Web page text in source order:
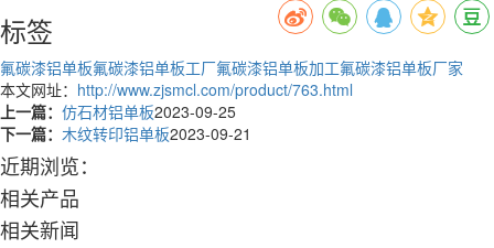
标签
氟碳漆铝单板氟碳漆铝单板工厂氟碳漆铝单板加工氟碳漆铝单板厂家
本文网址： http://www.zjsmcl.com/product/763.html
上一篇： 仿石材铝单板2023-09-25
下一篇： 木纹转印铝单板2023-09-21
近期浏览：
相关产品
相关新闻